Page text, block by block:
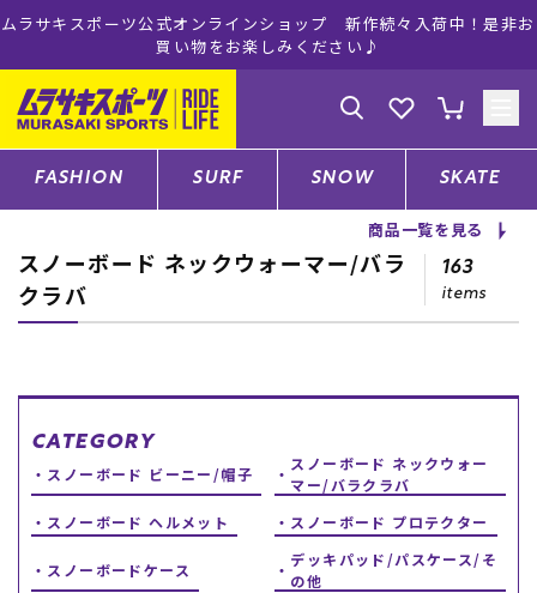
ムラサキスポーツ公式オンラインショップ 新作続々入荷中！是非お
買い物をお楽しみください♪
ゲスト様
ログイン 会員登録
店舗一覧
ファッションTOP
スノーTOP
FASHION SURF SNOW SKATE
商品一覧を見る
スノーボード ネックウォーマー/バラ
クラバ
163
items
CATEGORY
スノーボード ビーニー/帽子
スノーボード ネックウォー
マー/バラクラバ
スノーボード ヘルメット
スノーボード プロテクター
スノーボードケース
デッキパッド/パスケース/そ
の他